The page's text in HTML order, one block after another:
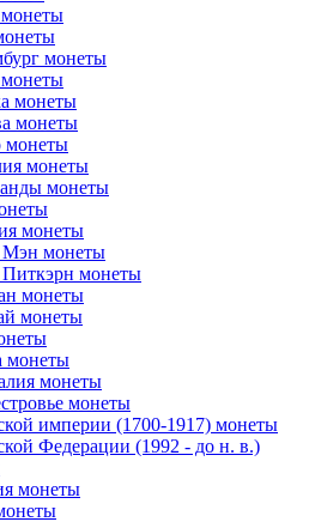
монеты
монеты
монеты
монеты
монеты
монеты
монеты
Мэн монеты
монеты
монеты
монеты
монеты
монеты
монеты
империи (1700-1917) монеты
Федерации (1992 - до н. в.)
монеты